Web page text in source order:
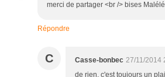
merci de partager <br /> bises Malélé
Répondre
C Casse-bonbec 27/11/2014
de rien, c'est toujours un